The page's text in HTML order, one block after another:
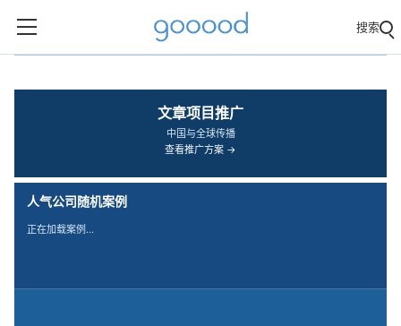
搜索
文章项目推广
中国与全球传播
查看推广方案 →
人气公司随机案例
正在加载案例…